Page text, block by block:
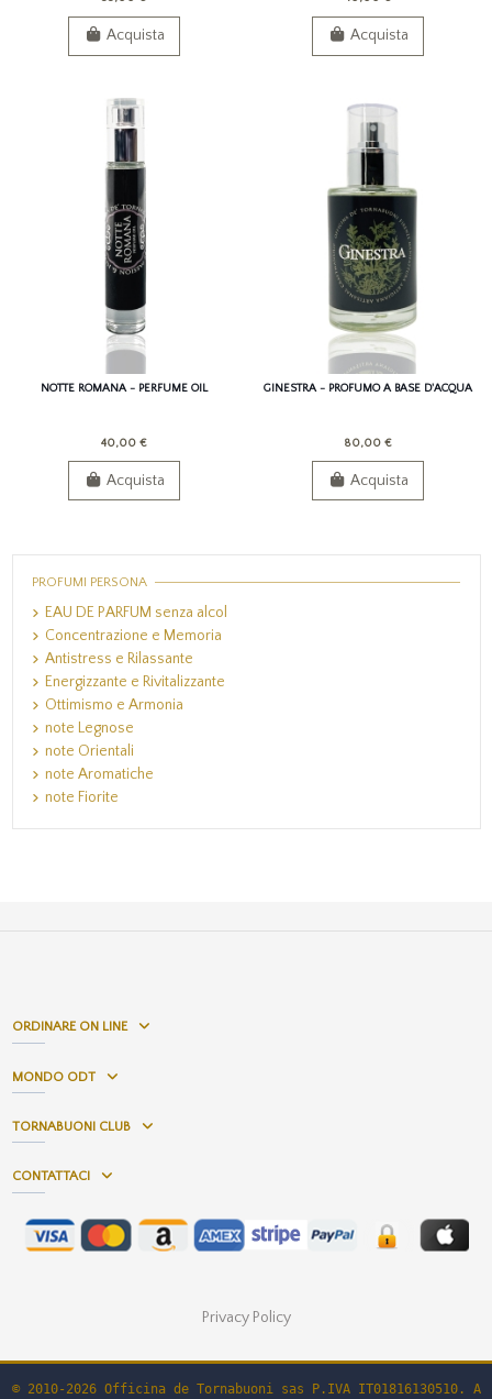
Acquista Acquista
NOTTE ROMANA - PERFUME OIL
40,00 €
Acquista
GINESTRA - PROFUMO A BASE D'ACQUA
80,00 €
Acquista
PROFUMI PERSONA
EAU DE PARFUM senza alcol
Concentrazione e Memoria
Antistress e Rilassante
Energizzante e Rivitalizzante
Ottimismo e Armonia
note Legnose
note Orientali
note Aromatiche
note Fiorite
ORDINARE ON LINE
MONDO ODT
TORNABUONI CLUB
CONTATTACI
Privacy Policy
© 2010-2026 Officina de Tornabuoni sas P.IVA IT01816130510.